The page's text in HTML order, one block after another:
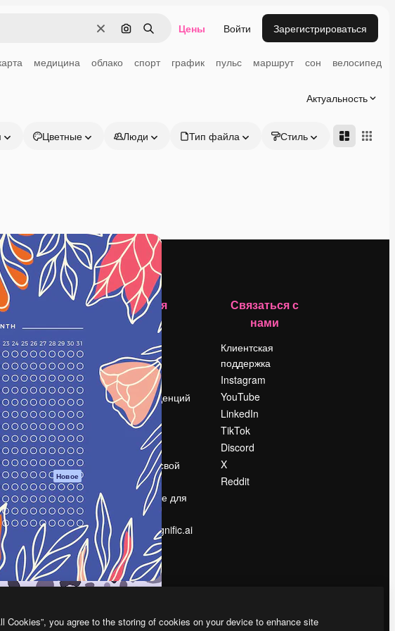
ОчиститьПоиск по изображению
Поиск Цены Войти Зарегистрироваться
медицина облако спорт график пульс маршрут сон велосипед
Актуальность
Цветные Люди Тип файла Стиль Адвансд
Начать
Academy
Документация по
Пакету ИИ
Служба
поддержки
Условия и
положения
Политика
конфиденциальности
Оригиналы Новое
Политика файлов
cookie
Центр доверия
Партнеры
Предприятие
Компания
Цены
Reviews
Вакансии
Поиск тенденций
Блог
События
Slidesgo
Продайте свой
контент
Помещение для
прессы
Ищете magnific.ai
Связаться с
нами
Клиентская
поддержка
Instagram
YouTube
LinkedIn
TikTok
Discord
X
Reddit
Cookies”, you agree to the storing of cookies on your device to enhance site